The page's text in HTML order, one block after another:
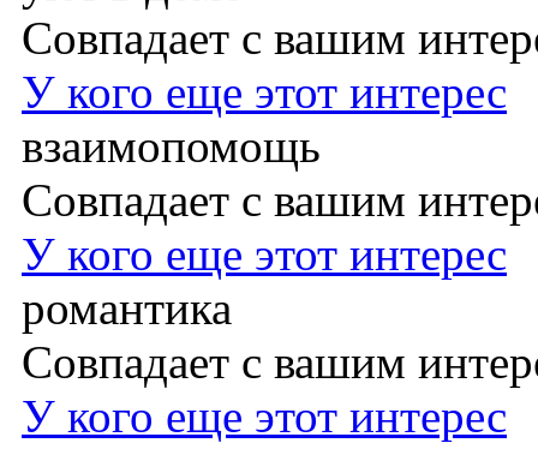
Совпадает с вашим
У кого еще этот интерес
взаимопомощь
Совпадает с вашим
У кого еще этот интерес
романтика
Совпадает с вашим
У кого еще этот интерес